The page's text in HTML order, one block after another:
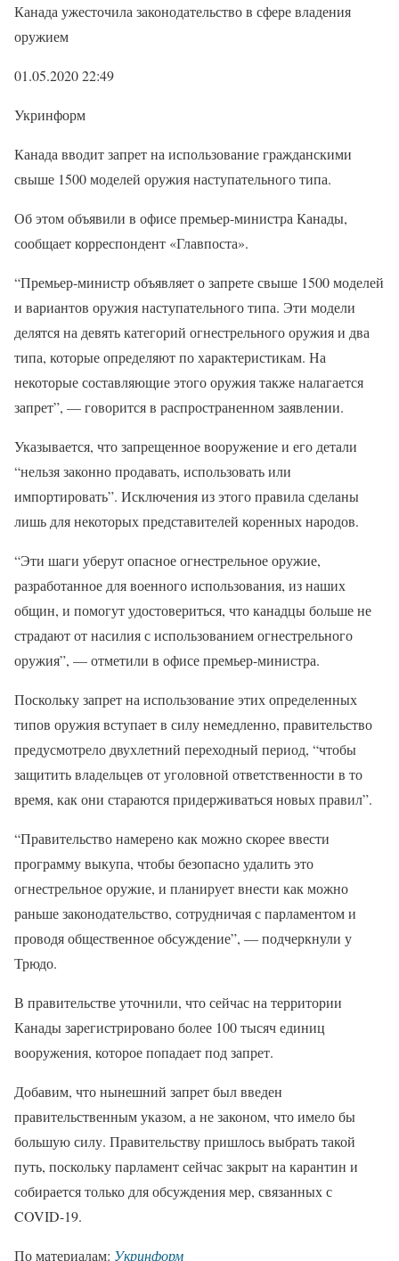
Канада ужесточила законодательство в сфере владения
оружием
01.05.2020 22:49
Укринформ
Канада вводит запрет на использование гражданскими
свыше 1500 моделей оружия наступательного типа.
Об этом объявили в офисе премьер-министра Канады,
сообщает корреспондент «Главпоста».
“Премьер-министр объявляет о запрете свыше 1500 моделей
и вариантов оружия наступательного типа. Эти модели
делятся на девять категорий огнестрельного оружия и два
типа, которые определяют по характеристикам. На
некоторые составляющие этого оружия также налагается
запрет”, — говорится в распространенном заявлении.
Указывается, что запрещенное вооружение и его детали
“нельзя законно продавать, использовать или
импортировать”. Исключения из этого правила сделаны
лишь для некоторых представителей коренных народов.
“Эти шаги уберут опасное огнестрельное оружие,
разработанное для военного использования, из наших
общин, и помогут удостовериться, что канадцы больше не
страдают от насилия с использованием огнестрельного
оружия”, — отметили в офисе премьер-министра.
Поскольку запрет на использование этих определенных
типов оружия вступает в силу немедленно, правительство
предусмотрело двухлетний переходный период, “чтобы
защитить владельцев от уголовной ответственности в то
время, как они стараются придерживаться новых правил”.
“Правительство намерено как можно скорее ввести
программу выкупа, чтобы безопасно удалить это
огнестрельное оружие, и планирует внести как можно
раньше законодательство, сотрудничая с парламентом и
проводя общественное обсуждение”, — подчеркнули у
Трюдо.
В правительстве уточнили, что сейчас на территории
Канады зарегистрировано более 100 тысяч единиц
вооружения, которое попадает под запрет.
Добавим, что нынешний запрет был введен
правительственным указом, а не законом, что имело бы
большую силу. Правительству пришлось выбрать такой
путь, поскольку парламент сейчас закрыт на карантин и
собирается только для обсуждения мер, связанных с
COVID-19.
По материалам: Укринформ